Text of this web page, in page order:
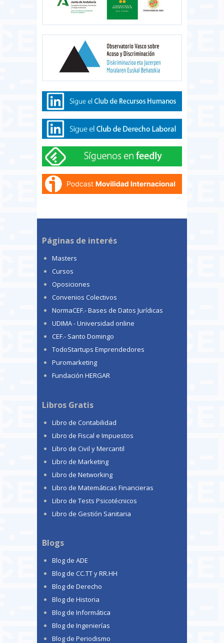
Páginas de interés
Masters
Cursos
Oposiciones
Convenios Colectivos
NormaCEF.- Bases de Datos Jurídicas
UDIMA - Universidad online
CEF.- Santo Domingo
TodoStartups Emprendedores
Puromarketing
Fundación HERGAR
Libros Gratis
Libro de Contabilidad
Libro de Fiscal e Impuestos
Libro de Civil y Mercantil
Libro de Marketing
Libro de Networking
Libro de Matemáticas Financieras
Libro de Tests Psicotécnicos
Libro de Gestión Sanitaria
Blogs
Blog de ADE
Blog de CC.TT y RR.HH
Blog de Derecho
Blog de Historia
Blog de Informática
Blog de Ingenierías
Blog de Periodismo